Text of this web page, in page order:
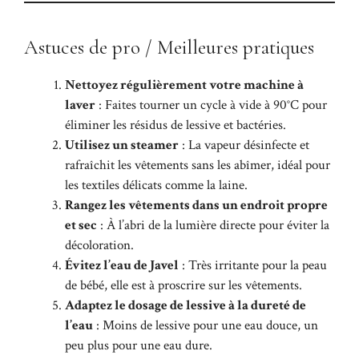
Astuces de pro / Meilleures pratiques
Nettoyez régulièrement votre machine à
laver : Faites tourner un cycle à vide à 90°C pour
éliminer les résidus de lessive et bactéries.
Utilisez un steamer : La vapeur désinfecte et
rafraîchit les vêtements sans les abîmer, idéal pour
les textiles délicats comme la laine.
Rangez les vêtements dans un endroit propre
et sec : À l’abri de la lumière directe pour éviter la
décoloration.
Évitez l’eau de Javel : Très irritante pour la peau
de bébé, elle est à proscrire sur les vêtements.
Adaptez le dosage de lessive à la dureté de
l’eau : Moins de lessive pour une eau douce, un
peu plus pour une eau dure.